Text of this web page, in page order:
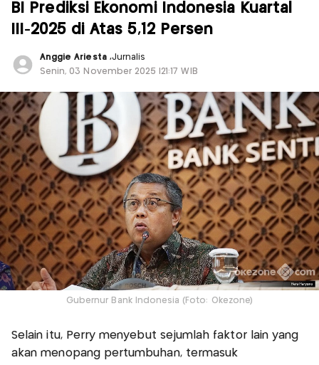
BI Prediksi Ekonomi Indonesia Kuartal
III-2025 di Atas 5,12 Persen
Anggie Ariesta ,Jurnalis
Senin, 03 November 2025 |21:17 WIB
Gubernur Bank Indonesia (Foto: Okezone)
Selain itu, Perry menyebut sejumlah faktor lain yang
akan menopang pertumbuhan, termasuk